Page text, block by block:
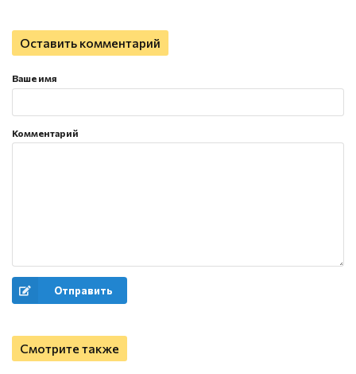
Оставить комментарий
Ваше имя
Комментарий
Отправить
Смотрите также